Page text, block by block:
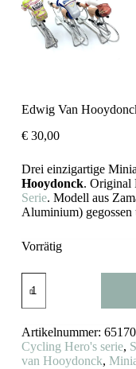
Edwig Van
€30,00
Drei einzigartige
Hooydonck. Original
Serie. Modell aus
Aluminium)
Vorrätig
Van
Hooydonck
Rennradfahrer
Flandriens
Menge
Artikelnummer:
Cycling Hero's serie,
van Hooydonck,